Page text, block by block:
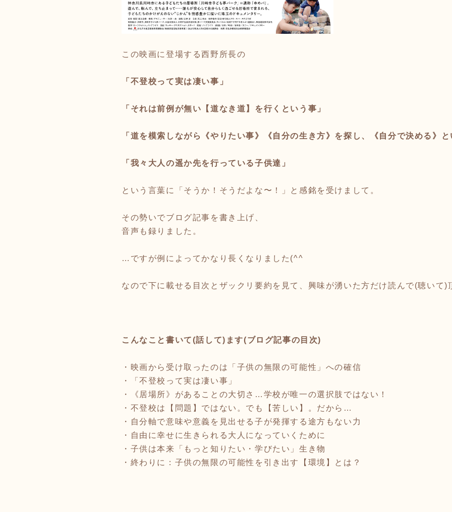
この映画に登場する西野所長の
「不登校って実は凄い事」
「それは前例が無い【道なき道】を行くという事」
「道を模索しながら《やりたい事》《自分の生き方》を探し、《自分で決める》
「我々大人の遥か先を行っている子供達」
という言葉に「そうか！そうだよな〜！」と感銘を受けまして。
その勢いでブログ記事を書き上げ、
音声も録りました。
…ですが例によってかなり長くなりました(^^ゞ
なので下に載せる目次とザックリ要約を見て、興味が湧いた方だけ読んで(聴いて)
こんなこと書いて(話して)ます(ブログ記事の目次)
・映画から受け取ったのは「子供の無限の可能性」への確信
・「不登校って実は凄い事」
・《居場所》があることの大切さ…学校が唯一の選択肢ではない！
・不登校は【問題】ではない。でも【苦しい】。だから…
・自分軸で意味や意義を見出せる子が発揮する途方もない力
・自由に幸せに生きられる大人になっていくために
・子供は本来「もっと知りたい・学びたい」生き物
・終わりに：子供の無限の可能性を引き出す【環境】とは？